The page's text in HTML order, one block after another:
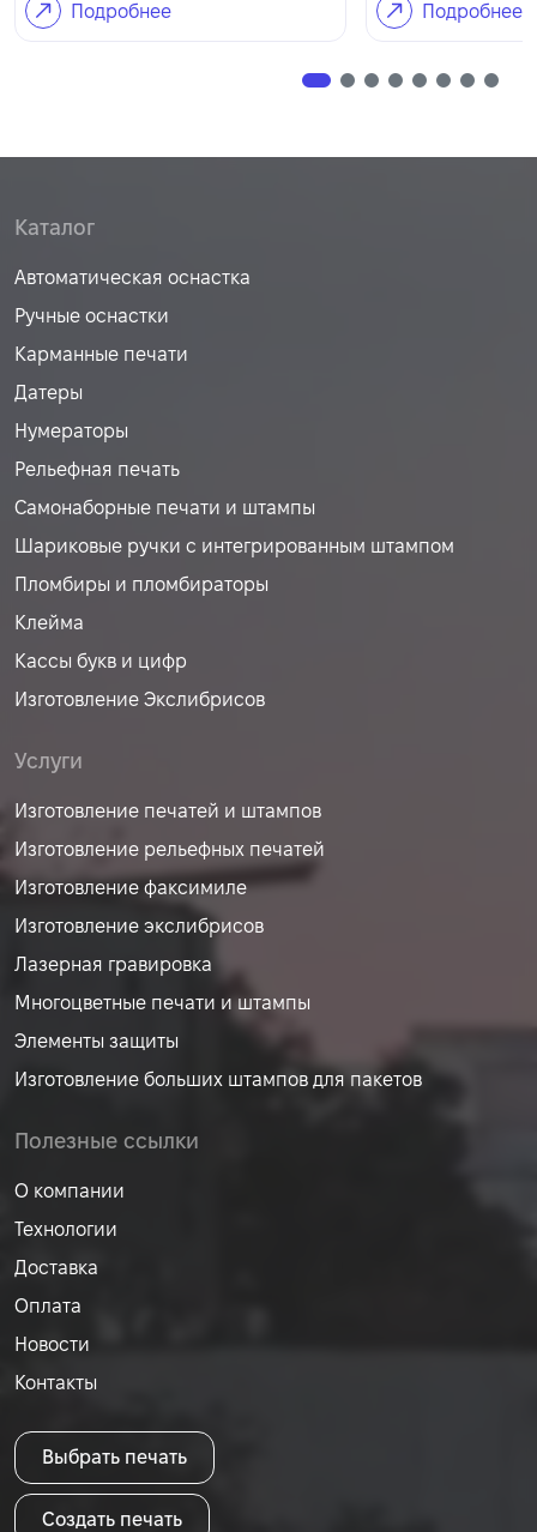
Подробнее Подробнее
Услуги
Изготовление печатей и штампов
Изготовление рельефных печатей
Изготовление факсимиле
Изготовление экслибрисов
Лазерная гравировка
Многоцветные печати и штампы
Элементы защиты
Изготовление больших штампов для пакетов
Каталог
Автоматическая оснастка
Ручные оснастки
Карманные печати
Датеры
Нумераторы
Рельефная печать
Самонаборные печати и штампы
Шариковые ручки с интегрированным штампом
Пломбиры и пломбираторы
Клейма
Кассы букв и цифр
Изготовление Экслибрисов
Полезные ссылки
О компании
Технологии
Доставка
Оплата
Новости
Контакты
Выбрать печать
Создать печать